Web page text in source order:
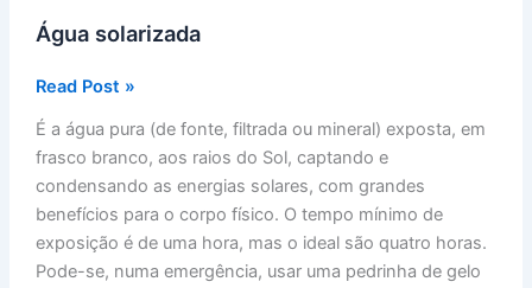
Água solarizada
Água
solarizada
Read Post »
É a água pura (de fonte, filtrada ou mineral) exposta, em
frasco branco, aos raios do Sol, captando e
condensando as energias solares, com grandes
benefícios para o corpo físico. O tempo mínimo de
exposição é de uma hora, mas o ideal são quatro horas.
Pode-se, numa emergência, usar uma pedrinha de gelo